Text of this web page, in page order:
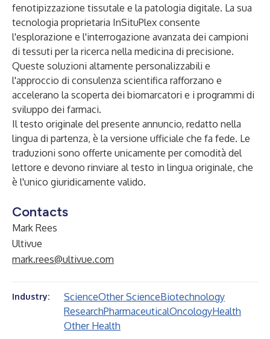
fenotipizzazione tissutale e la patologia digitale. La sua
tecnologia proprietaria InSituPlex consente
l'esplorazione e l'interrogazione avanzata dei campioni
di tessuti per la ricerca nella medicina di precisione.
Queste soluzioni altamente personalizzabili e
l'approccio di consulenza scientifica rafforzano e
accelerano la scoperta dei biomarcatori e i programmi di
sviluppo dei farmaci.
Il testo originale del presente annuncio, redatto nella
lingua di partenza, è la versione ufficiale che fa fede. Le
traduzioni sono offerte unicamente per comodità del
lettore e devono rinviare al testo in lingua originale, che
è l'unico giuridicamente valido.
Contacts
Mark Rees
Ultivue
mark.rees@ultivue.com
Industry: ScienceOther ScienceBiotechnology
ResearchPharmaceuticalOncologyHealth
Other Health